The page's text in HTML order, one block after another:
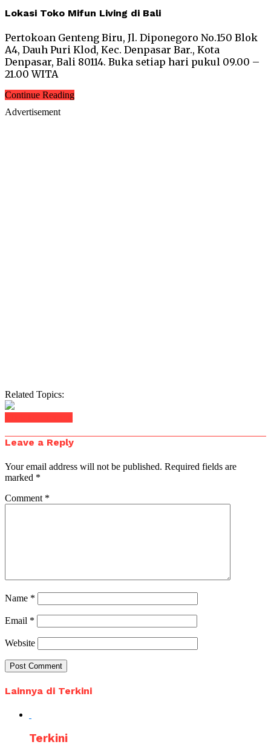
Lokasi Toko Mifun Living di Bali
Pertokoan Genteng Biru, Jl. Diponegoro No.150 Blok
A4, Dauh Puri Klod, Kec. Denpasar Bar., Kota
Denpasar, Bali 80114. Buka setiap hari pukul 09.00 –
21.00 WITA
Continue Reading
Advertisement
Related Topics:
Leave a Reply
Your email address will not be published. Required fields are
marked *
Comment *
Name *
Email *
Website
Lainnya di Terkini
Terkini